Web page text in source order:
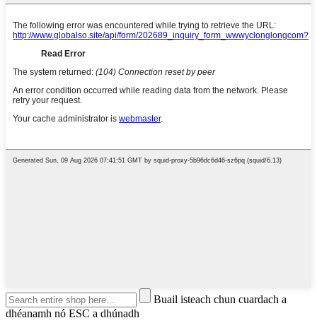
Buail isteach chun cuardach a
dhéanamh nó ESC a dhúnadh